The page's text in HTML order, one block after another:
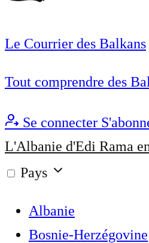
Le Courrier des Balkans
Tout comprendre des
Se connecter
L'Albanie d'Edi Rama
Pays
Albanie
Bosnie-Herzégovine